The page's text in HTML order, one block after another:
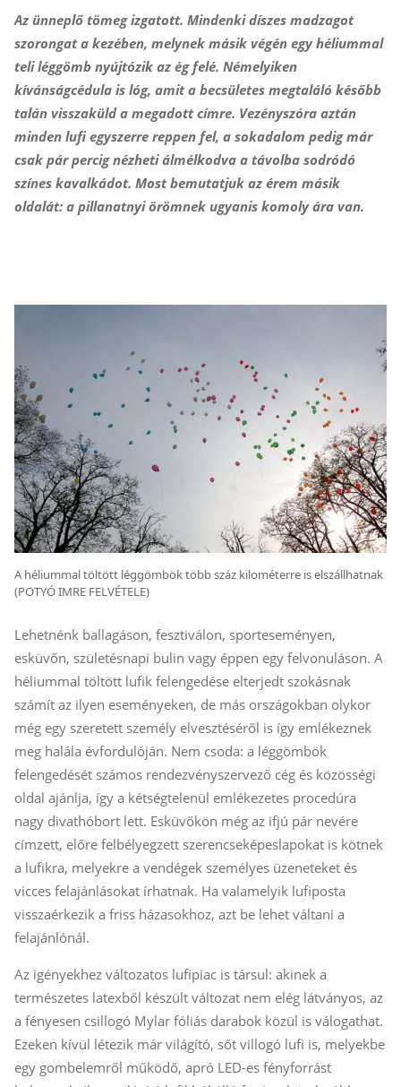
Az ünneplő tömeg izgatott. Mindenki díszes madzagot
szorongat a kezében, melynek másik végén egy héliummal
teli léggömb nyújtózik az ég felé. Némelyiken
kívánságcédula is lóg, amit a becsületes megtaláló később
talán visszaküld a megadott címre. Vezényszóra aztán
minden lufi egyszerre reppen fel, a sokadalom pedig már
csak pár percig nézheti álmélkodva a távolba sodródó
színes kavalkádot. Most bemutatjuk az érem másik
oldalát: a pillanatnyi örömnek ugyanis komoly ára van.
A héliummal töltött léggömbök több száz kilométerre is elszállhatnak
(POTYÓ IMRE FELVÉTELE)
Lehetnénk ballagáson, fesztiválon, sporteseményen,
esküvőn, születésnapi bulin vagy éppen egy felvonuláson. A
héliummal töltött lufik felengedése elterjedt szokásnak
számít az ilyen eseményeken, de más országokban olykor
még egy szeretett személy elvesztéséről is így emlékeznek
meg halála évfordulóján. Nem csoda: a léggömbök
felengedését számos rendezvényszervező cég és közösségi
oldal ajánlja, így a kétségtelenül emlékezetes procedúra
nagy divathóbort lett. Esküvőkön még az ifjú pár nevére
címzett, előre felbélyegzett szerencseképeslapokat is kötnek
a lufikra, melyekre a vendégek személyes üzeneteket és
vicces felajánlásokat írhatnak. Ha valamelyik lufiposta
visszaérkezik a friss házasokhoz, azt be lehet váltani a
felajánlónál.
Az igényekhez változatos lufipiac is társul: akinek a
természetes latexből készült változat nem elég látványos, az
a fényesen csillogó Mylar fóliás darabok közül is válogathat.
Ezeken kívül létezik már világító, sőt villogó lufi is, melyekbe
egy gombelemről működő, apró LED-es fényforrást